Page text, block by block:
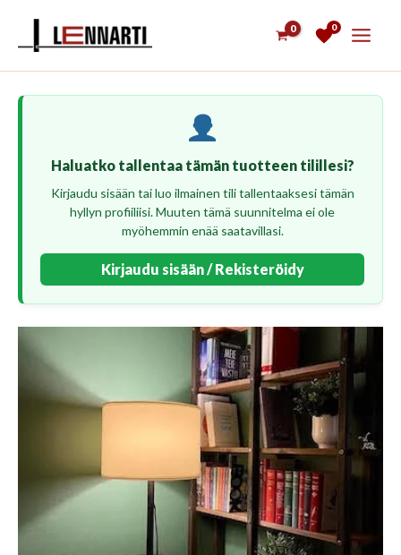
0
Haluatko tallentaa tämän tuotteen tilillesi?
Kirjaudu sisään tai luo ilmainen tili tallentaaksesi tämän
hyllyn profiiliisi. Muuten tämä suunnitelma ei ole
myöhemmin enää saatavillasi.
Kirjaudu sisään / Rekisteröidy